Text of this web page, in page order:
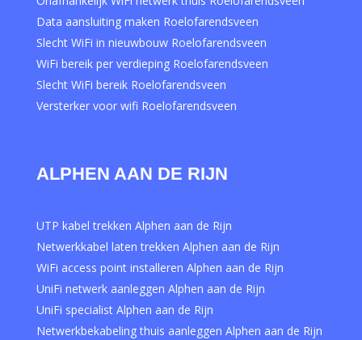
Data aansluiting maken Roelofarendsveen
Slecht WiFi in nieuwbouw Roelofarendsveen
WiFi bereik per verdieping Roelofarendsveen
Slecht WiFi bereik Roelofarendsveen
Versterker voor wifi Roelofarendsveen
ALPHEN AAN DE RIJN
UTP kabel trekken Alphen aan de Rijn
Netwerkkabel laten trekken Alphen aan de Rijn
WiFi access point installeren Alphen aan de Rijn
UniFi netwerk aanleggen Alphen aan de Rijn
UniFi specialist Alphen aan de Rijn
Netwerkbekabeling thuis aanleggen Alphen aan de Rijn